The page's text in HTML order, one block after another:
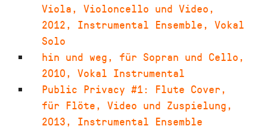
Viola, Violoncello und Video,
2012, Instrumental Ensemble, Vokal
Solo
hin und weg, für Sopran und Cello,
2010, Vokal Instrumental
Public Privacy #1: Flute Cover,
für Flöte, Video und Zuspielung,
2013, Instrumental Ensemble